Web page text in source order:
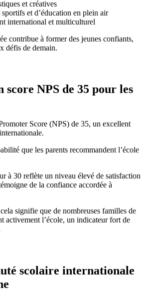
et créatives
et d’éducation en plein air
international et multiculturel
contribue à former des jeunes confiants,
défis de demain.
score NPS de 35 pour les
Score (NPS) de 35, un excellent
que les parents recommandent l’école
à 30 reflète un niveau élevé de satisfaction
de la confiance accordée à
signifie que de nombreuses familles de
activement l’école, un indicateur fort de
scolaire internationale